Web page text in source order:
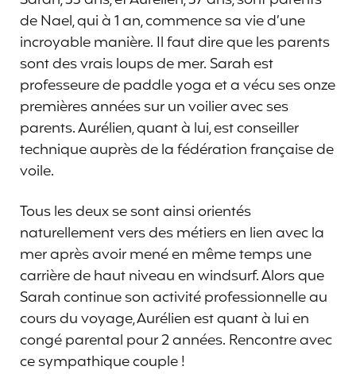
de Nael, qui à 1 an, commence sa vie d’une
incroyable manière. Il faut dire que les parents
sont des vrais loups de mer. Sarah est
professeure de paddle yoga et a vécu ses onze
premières années sur un voilier avec ses
parents. Aurélien, quant à lui, est conseiller
technique auprès de la fédération française de
voile.
Tous les deux se sont ainsi orientés
naturellement vers des métiers en lien avec la
mer après avoir mené en même temps une
carrière de haut niveau en windsurf. Alors que
Sarah continue son activité professionnelle au
cours du voyage, Aurélien est quant à lui en
congé parental pour 2 années. Rencontre avec
ce sympathique couple !